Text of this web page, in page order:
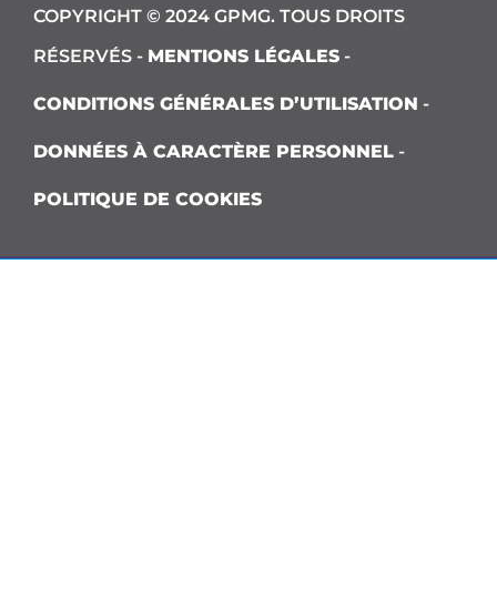
COPYRIGHT © 2024 GPMG. TOUS DROITS
RÉSERVÉS - MENTIONS LÉGALES -
CONDITIONS GÉNÉRALES D’UTILISATION -
DONNÉES À CARACTÈRE PERSONNEL -
POLITIQUE DE COOKIES